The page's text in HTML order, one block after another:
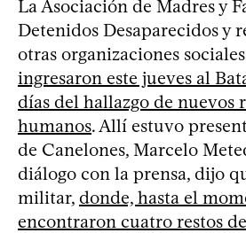
La Asociación de Madres y
Detenidos Desaparecidos y
otras organizaciones
ingresaron este jueves al
días del hallazgo de nuevos
humanos. Allí estuvo
de Canelones, Marcelo
diálogo con la prensa, dijo
militar, donde, hasta el
encontraron cuatro restos